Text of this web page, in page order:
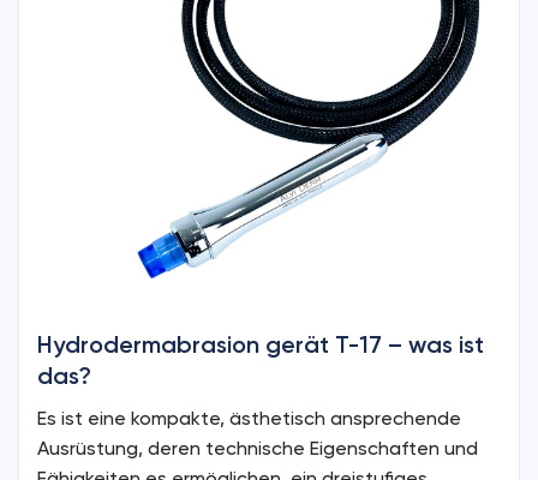
Hydrodermabrasion gerät T-17 – was ist
das?
Es ist eine kompakte, ästhetisch ansprechende
Ausrüstung, deren technische Eigenschaften und